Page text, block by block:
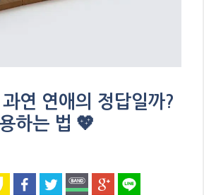
연 연애의 정답일까?
하는 법 💖